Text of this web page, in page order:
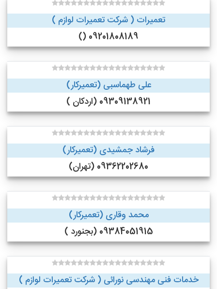
تعمیرات ( شرکت تعمیرات لوازم )
09201808189 ()
علی طهماسبی (تعمیرکار)
09309138921 (اردکان )
فرشاد جمشیدی (تعمیرکار)
09362202680 (تهران)
محمد وقاری (تعمیرکار)
09384051915 (بجنورد )
خدمات فنی مهندسی نورائی ( شرکت تعمیرات لوازم )